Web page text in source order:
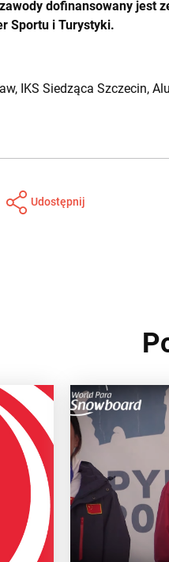
dofinansowany jest
Sportu i Turystyki.
IKS Siedząca Szczecin,
Udostępnij